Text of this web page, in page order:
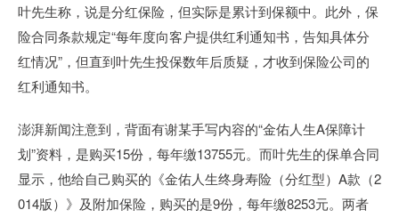
叶先生称，说是分红保险，但实际是累计到保额中。此外，保
险合同条款规定“每年度向客户提供红利通知书，告知具体分
红情况”，但直到叶先生投保数年后质疑，才收到保险公司的
红利通知书。
澎湃新闻注意到，背面有谢某手写内容的“金佑人生A保障计
划”资料，是购买15份，每年缴13755元。而叶先生的保单合同
显示，他给自己购买的《金佑人生终身寿险（分红型）A款（2
014版）》及附加保险，购买的是9份，每年缴8253元。两者